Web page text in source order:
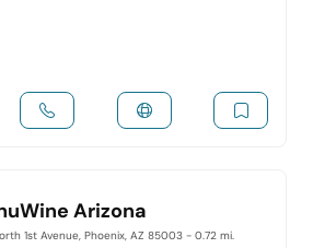
Arizona
1st Avenue, Phoenix, AZ 85003 - 0.72 mi.